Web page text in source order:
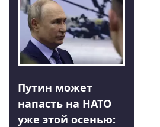
Путин может
напасть на НАТО
уже этой осенью: